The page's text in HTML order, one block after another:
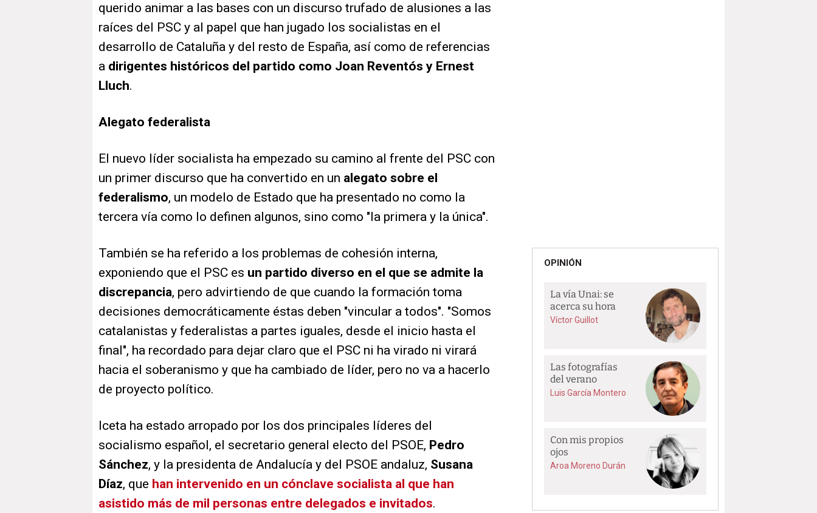
querido animar a las bases con un discurso trufado de alusiones a las
raíces del PSC y al papel que han jugado los socialistas en el
desarrollo de Cataluña y del resto de España, así como de referencias
a dirigentes históricos del partido como Joan Reventós y Ernest
Lluch.
Alegato federalista
El nuevo líder socialista ha empezado su camino al frente del PSC con
un primer discurso que ha convertido en un alegato sobre el
federalismo, un modelo de Estado que ha presentado no como la
tercera vía como lo definen algunos, sino como "la primera y la única".
También se ha referido a los problemas de cohesión interna,
exponiendo que el PSC es un partido diverso en el que se admite la
discrepancia, pero advirtiendo de que cuando la formación toma
decisiones democráticamente éstas deben "vincular a todos". "Somos
catalanistas y federalistas a partes iguales, desde el inicio hasta el
final", ha recordado para dejar claro que el PSC ni ha virado ni virará
hacia el soberanismo y que ha cambiado de líder, pero no va a hacerlo
de proyecto político.
Iceta ha estado arropado por los dos principales líderes del
socialismo español, el secretario general electo del PSOE, Pedro
Sánchez, y la presidenta de Andalucía y del PSOE andaluz, Susana
Díaz, que han intervenido en un cónclave socialista al que han
asistido más de mil personas entre delegados e invitados.
OPINIÓN
La vía Unai: se
acerca su hora
Víctor Guillot
Las fotografías
del verano
Luis García Montero
Con mis propios
ojos
Aroa Moreno Durán